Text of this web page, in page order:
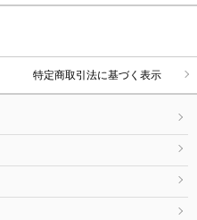
特定商取引法に基づく表示